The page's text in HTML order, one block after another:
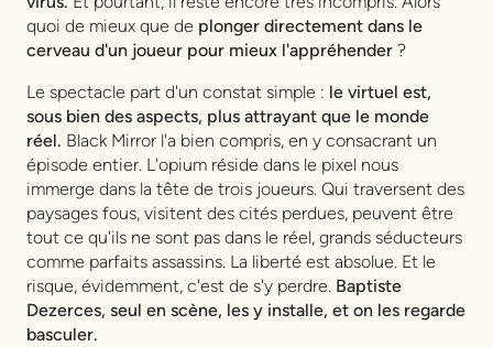
quoi de mieux que de plonger directement dans le
cerveau d'un joueur pour mieux l'appréhender ?
Le spectacle part d'un constat simple : le virtuel est,
sous bien des aspects, plus attrayant que le monde
réel. Black Mirror l'a bien compris, en y consacrant un
épisode entier. L'opium réside dans le pixel nous
immerge dans la tête de trois joueurs. Qui traversent des
paysages fous, visitent des cités perdues, peuvent être
tout ce qu'ils ne sont pas dans le réel, grands séducteurs
comme parfaits assassins. La liberté est absolue. Et le
risque, évidemment, c'est de s'y perdre. Baptiste
Dezerces, seul en scène, les y installe, et on les regarde
basculer.